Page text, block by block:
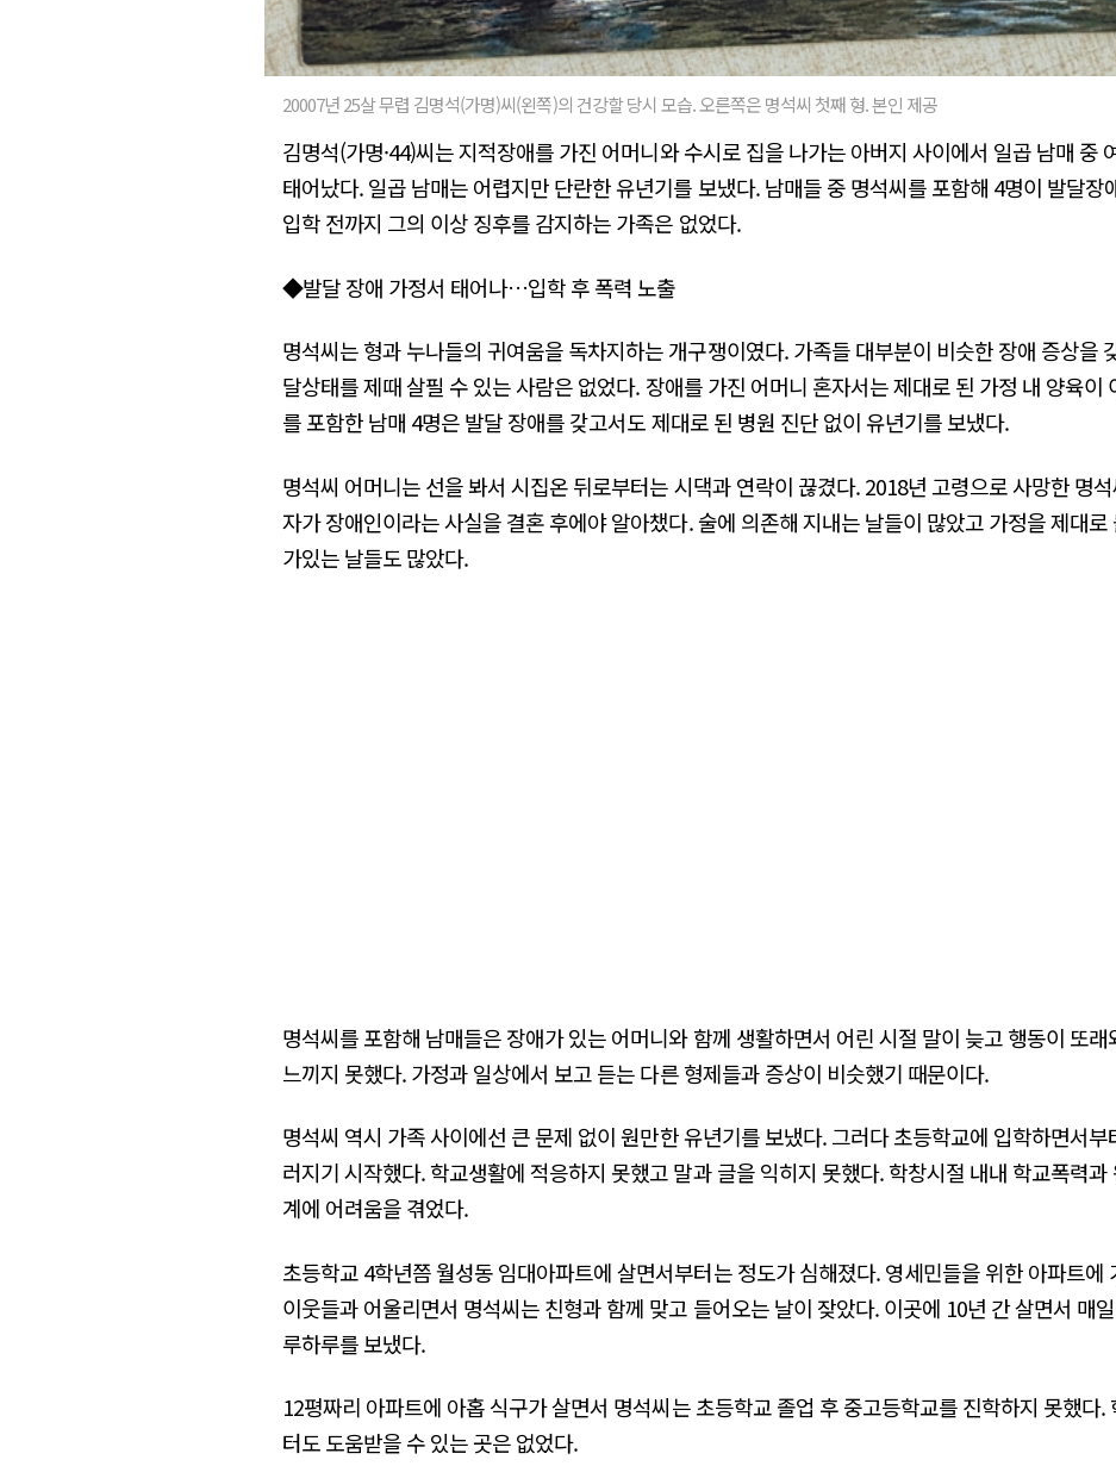
20007년 25살 무렵 김명석(가명)씨(왼쪽)의 건강할 당시 모습. 오른쪽은 명석씨 첫째 형. 본인 제공
김명석(가명·44)씨는 지적장애를 가진 어머니와 수시로 집을 나가는 아버지 사이에서 일곱 남매 중
태어났다. 일곱 남매는 어렵지만 단란한 유년기를 보냈다. 남매들 중 명석씨를 포함해 4명이 발달장
입학 전까지 그의 이상 징후를 감지하는 가족은 없었다.
◆발달 장애 가정서 태어나…입학 후 폭력 노출
명석씨는 형과 누나들의 귀여움을 독차지하는 개구쟁이였다. 가족들 대부분이 비슷한 장애 증상을
달상태를 제때 살필 수 있는 사람은 없었다. 장애를 가진 어머니 혼자서는 제대로 된 가정 내 양육이
를 포함한 남매 4명은 발달 장애를 갖고서도 제대로 된 병원 진단 없이 유년기를 보냈다.
명석씨 어머니는 선을 봐서 시집온 뒤로부터는 시댁과 연락이 끊겼다. 2018년 고령으로 사망한 명
자가 장애인이라는 사실을 결혼 후에야 알아챘다. 술에 의존해 지내는 날들이 많았고 가정을 제대
가있는 날들도 많았다.
명석씨를 포함해 남매들은 장애가 있는 어머니와 함께 생활하면서 어린 시절 말이 늦고 행동이 또
느끼지 못했다. 가정과 일상에서 보고 듣는 다른 형제들과 증상이 비슷했기 때문이다.
명석씨 역시 가족 사이에선 큰 문제 없이 원만한 유년기를 보냈다. 그러다 초등학교에 입학하면서
러지기 시작했다. 학교생활에 적응하지 못했고 말과 글을 익히지 못했다. 학창시절 내내 학교폭력
계에 어려움을 겪었다.
초등학교 4학년쯤 월성동 임대아파트에 살면서부터는 정도가 심해졌다. 영세민들을 위한 아파트에
이웃들과 어울리면서 명석씨는 친형과 함께 맞고 들어오는 날이 잦았다. 이곳에 10년 간 살면서 매
루하루를 보냈다.
12평짜리 아파트에 아홉 식구가 살면서 명석씨는 초등학교 졸업 후 중고등학교를 진학하지 못했다.
터도 도움받을 수 있는 곳은 없었다.